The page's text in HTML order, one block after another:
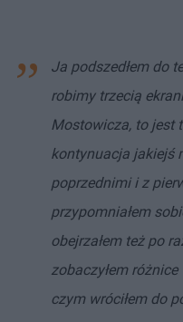
Ja podszedłem do
robimy trzecią
Mostowicza, to jest
kontynuacja jakiejś
poprzednimi i z
przypomniałem
obejrzałem też po
zobaczyłem
czym wróciłem do